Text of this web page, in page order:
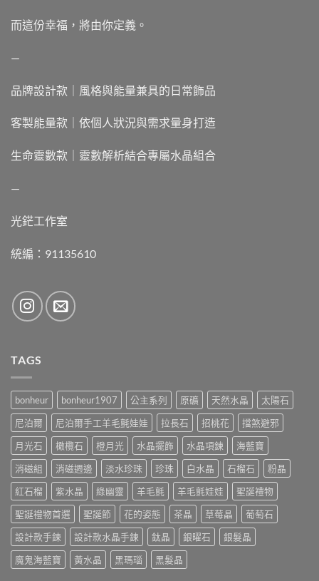
而這份幸福，將由你定義。
—
品牌設計款｜風格與能量兼具的日常飾品
客製能量款｜依個人狀況與需求量身打造
生命靈數款｜靈數解析結合專屬水晶組合
—
光鋩工作室
統編：91135610
TAGS
bonheur bonheur1907 公主系列 原礦 天然水晶
太陽石
尼泊爾
尼泊爾手工羊毛氈娃娃 拉長石 招桃花
擋煞避邪
月光石
橄欖石 橙月光 水晶擺飾 水晶項鍊
海藍寶
消磁組
消磁週邊 淡水珍珠 珍珠 白水晶 石榴石
粉晶
紅石榴
紫水晶 綠幽靈 羊毛氈 羊毛氈娃娃
聖誕禮物
聖誕禮物首選
聖誕節 花的姿態 茶晶 草莓晶
葡萄石
設計款手鍊
設計款水晶手鍊 鈦晶 銀曜石
銀髮晶
魔鬼海藍寶
黃水晶 黑瑪瑙 黑髮晶